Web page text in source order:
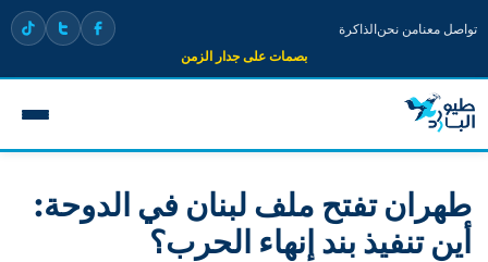
تواصل معنامن نحنالذاكرة
بصمات على جدار الزمن
طهران تفتح ملف لبنان في الدوحة:
أين تنفيذ بند إنهاء الحرب؟